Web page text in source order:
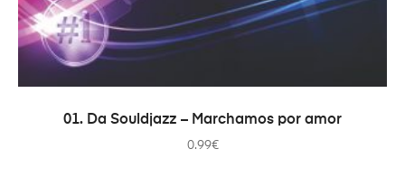
ДОДАТИ В КОШИК
01. Da Souldjazz – Marchamos por amor
0.99€